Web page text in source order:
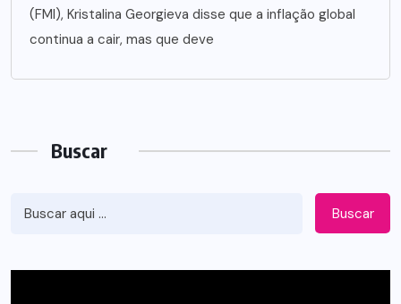
(FMI), Kristalina Georgieva disse que a inflação global
continua a cair, mas que deve
Buscar
Buscar